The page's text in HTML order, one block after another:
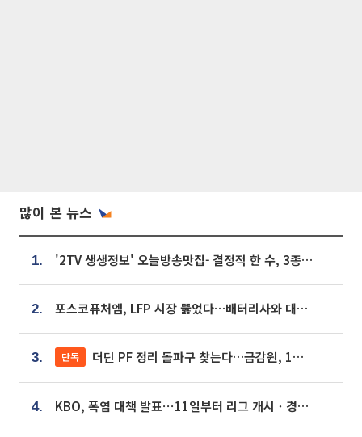
많이 본 뉴스
1. '2TV 생생정보' 오늘방송맛집- 결정적 한 수, 3종 메밀면! 메밀 소바 맛집 '의○○○○'
2. 포스코퓨처엠, LFP 시장 뚫었다…배터리사와 대규모 장기 공급 합의
3. 단독 더딘 PF 정리 돌파구 찾는다…금감원, 1년 반 만에 매각설명회 재개
4. KBO, 폭염 대책 발표⋯11일부터 리그 개시ㆍ경기 오후 7시 시작